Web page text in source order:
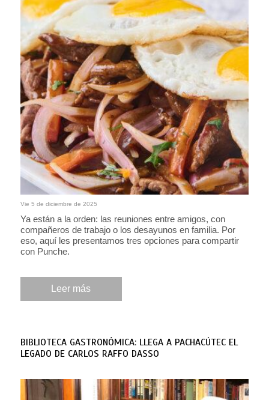
Vie 5 de diciembre de 2025
Ya están a la orden: las reuniones entre amigos, con
compañeros de trabajo o los desayunos en familia. Por
eso, aquí les presentamos tres opciones para compartir
con Punche.
Leer más
BIBLIOTECA GASTRONÓMICA: LLEGA A PACHACÚTEC EL
LEGADO DE CARLOS RAFFO DASSO